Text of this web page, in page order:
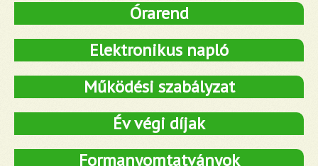
Órarend
Elektronikus napló
Működési szabályzat
Év végi díjak
Formanyomtatványok